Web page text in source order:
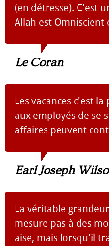
(en détresse). C'est
Allah est Omniscient
Le Coran
Les vacances c'est
aux employés de se
affaires peuvent
Earl Joseph
La véritable
mesure pas à des
aise, mais lorsqu'il